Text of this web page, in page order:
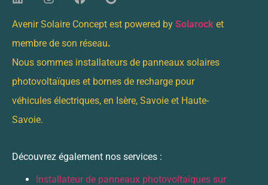
Avenir Solaire Concept est powered by Solarock et
membre de son réseau.
Nous sommes installateurs de panneaux solaires
photovoltaïques et bornes de recharge pour
véhicules électriques, en Isère, Savoie et Haute-
Savoie.
Découvrez également nos services :
Installateur de panneaux photovoltaïques sur